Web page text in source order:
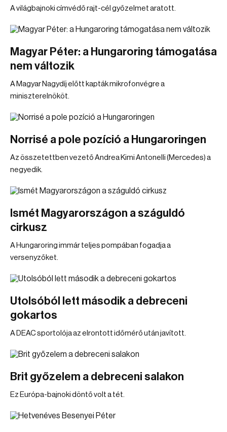
A világbajnoki címvédő rajt-cél győzelmet aratott.
Magyar Péter: a Hungaroring támogatása
nem változik
A Magyar Nagydíj előtt kapták mikrofonvégre a
miniszterelnököt.
Norrisé a pole pozíció a Hungaroringen
Az összetettben vezető Andrea Kimi Antonelli (Mercedes) a
negyedik.
Ismét Magyarországon a száguldó
cirkusz
A Hungaroring immár teljes pompában fogadja a
versenyzőket.
Utolsóból lett második a debreceni
gokartos
A DEAC sportolója az elrontott időmérő után javított.
Brit győzelem a debreceni salakon
Ez Európa-bajnoki döntő volt a tét.